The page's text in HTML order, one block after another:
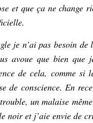
et que ça ne change
je n’ai pas besoin
avoue que bien que
de cela, comme si
de conscience. En
un malaise
noir et j’aie envie de